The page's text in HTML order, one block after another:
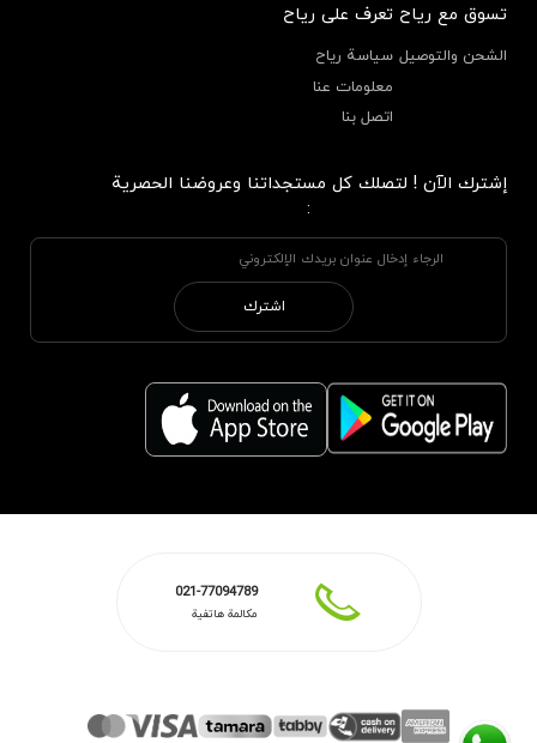
تسوق مع رياح
الشحن والتوصيل
تعرف على رياح
سياسة رياح
معلومات عنا
اتصل بنا
إشترك الآن ! لتصلك كل مستجداتنا وعروضنا الحصرية
:
اشترك
021-77094789
مكالمة هاتفية